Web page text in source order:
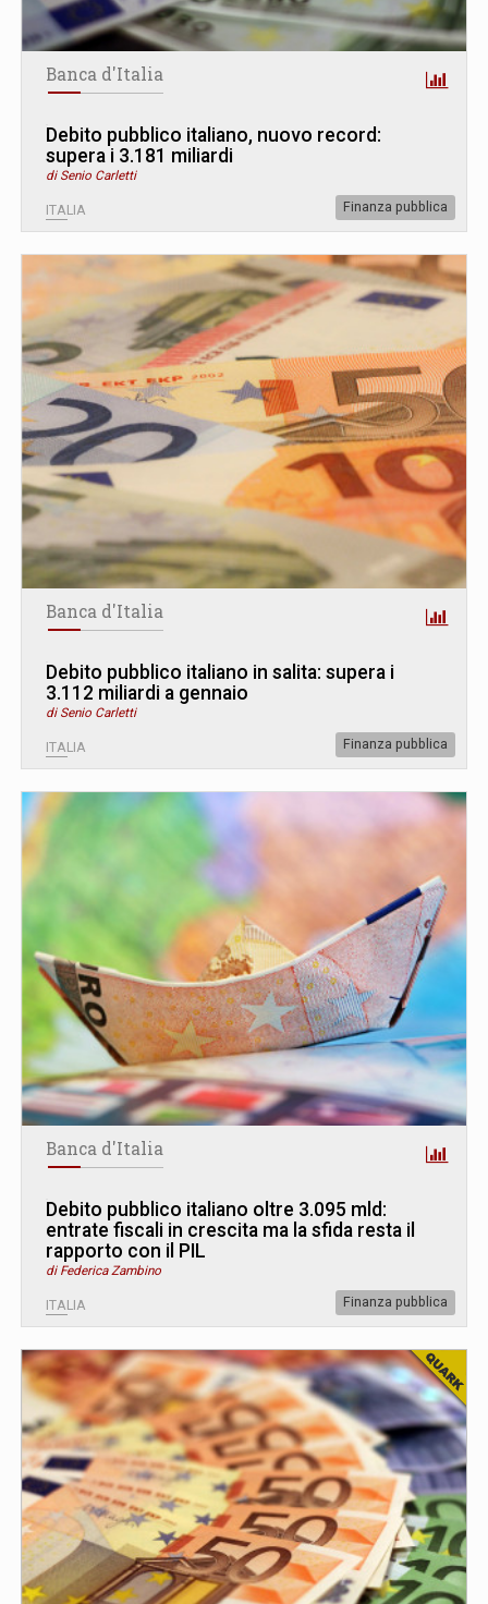
Banca d'Italia
Debito pubblico italiano, nuovo record:
supera i 3.181 miliardi
di Senio Carletti
ITALIA Finanza pubblica
Banca d'Italia
Debito pubblico italiano in salita: supera i
3.112 miliardi a gennaio
di Senio Carletti
ITALIA Finanza pubblica
Banca d'Italia
Debito pubblico italiano oltre 3.095 mld:
entrate fiscali in crescita ma la sfida resta il
rapporto con il PIL
di Federica Zambino
ITALIA Finanza pubblica